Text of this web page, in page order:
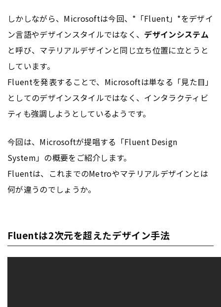
しかしながら、Microsoftは今回、*「Fluent」*をデザイ
ン言語やデザインスタイルではなく、 デザインシステム
と呼び、マテリアルデザインと同じ立ち位置に立とうと
しています。
Fluentを発表することで、Microsoftは単なる「見た目」
としてのデザインスタイルではなく、インタラクティビ
ティも強調しようとしているようです。
今回は、Microsoftが提唱する「Fluent Design
System」の概要をご紹介します。
Fluentは、これまでのMetroやマテリアルデザインとは
何が違うのでしょうか。
Fluentは2次元を超えたデザイン手法